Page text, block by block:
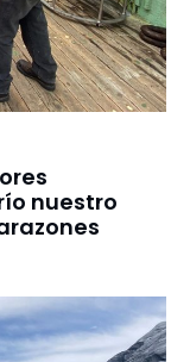
nuestro